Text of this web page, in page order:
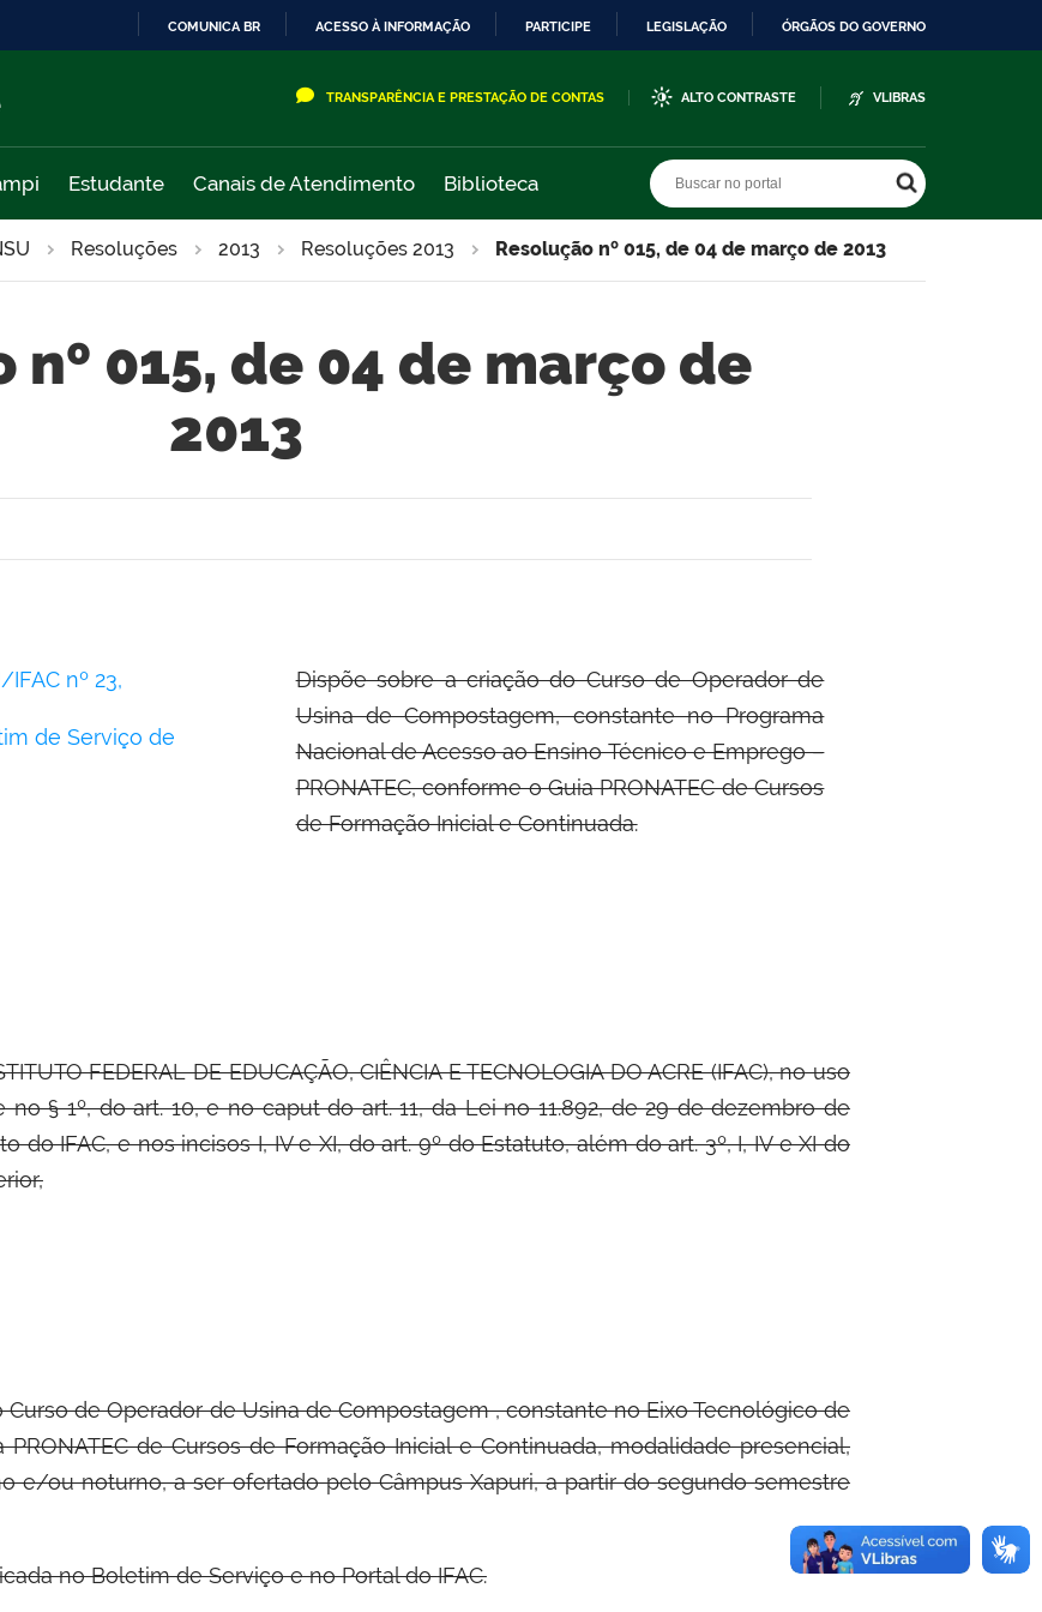
COMUNICA BR ACESSO À INFORMAÇÃO PARTICIPE LEGISLAÇÃO ÓRGÃOS DO GOVERNO
TRANSPARÊNCIA E PRESTAÇÃO DE CONTAS ALTO CONTRASTE VLIBRAS
Estudante Canais de Atendimento Biblioteca
Resoluções 2013 Resoluções 2013 Resolução nº 015, de 04 de março de 2013
nº 015, de 04 de março de
2013
nº 23,
de Serviço de
Dispõe sobre a criação do Curso de Operador de
Usina de Compostagem, constante no Programa
Nacional de Acesso ao Ensino Técnico e Emprego –
PRONATEC, conforme o Guia PRONATEC de Cursos
de Formação Inicial e Continuada.
FEDERAL DE EDUCAÇÃO, CIÊNCIA E TECNOLOGIA DO ACRE (IFAC), no uso
§ 1º, do art. 10, e no caput do art. 11, da Lei no 11.892, de 29 de dezembro de
do IFAC, e nos incisos I, IV e XI, do art. 9º do Estatuto, além do art. 3º, I, IV e XI do
de Operador de Usina de Compostagem , constante no Eixo Tecnológico de
de Cursos de Formação Inicial e Continuada, modalidade presencial,
e/ou noturno, a ser ofertado pelo Câmpus Xapuri, a partir do segundo semestre
no Boletim de Serviço e no Portal doIFAC.